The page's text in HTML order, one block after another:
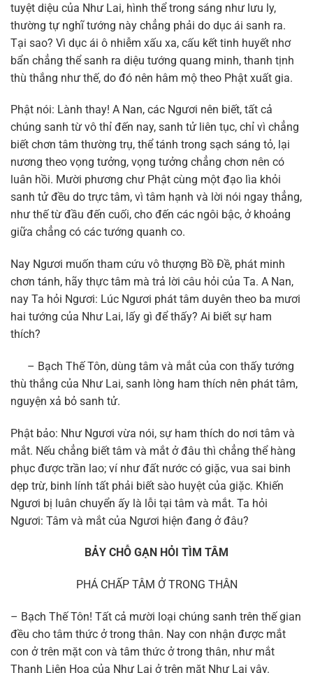
tuyệt diệu của Như Lai, hình thể trong sáng như lưu ly,
thường tự nghĩ tướng này chẳng phải do dục ái sanh ra.
Tại sao? Vì dục ái ô nhiễm xấu xa, cấu kết tinh huyết nhơ
bẩn chẳng thể sanh ra diệu tướng quang minh, thanh tịnh
thù thắng như thế, do đó nên hâm mộ theo Phật xuất gia.
Phật nói: Lành thay! A Nan, các Ngươi nên biết, tất cả
chúng sanh từ vô thỉ đến nay, sanh tử liên tục, chỉ vì chẳng
biết chơn tâm thường trụ, thể tánh trong sạch sáng tỏ, lại
nương theo vọng tưởng, vọng tưởng chẳng chơn nên có
luân hồi. Mười phương chư Phật cùng một đạo lìa khỏi
sanh tử đều do trực tâm, vì tâm hạnh và lời nói ngay thẳng,
như thế từ đầu đến cuối, cho đến các ngôi bậc, ở khoảng
giữa chẳng có các tướng quanh co.
Nay Ngươi muốn tham cứu vô thượng Bồ Đề, phát minh
chơn tánh, hãy thực tâm mà trả lời câu hỏi của Ta. A Nan,
nay Ta hỏi Ngươi: Lúc Ngươi phát tâm duyên theo ba mươi
hai tướng của Như Lai, lấy gì để thấy? Ai biết sự ham
thích?
– Bạch Thế Tôn, dùng tâm và mắt của con thấy tướng
thù thắng của Như Lai, sanh lòng ham thích nên phát tâm,
nguyện xả bỏ sanh tử.
Phật bảo: Như Ngươi vừa nói, sự ham thích do nơi tâm và
mắt. Nếu chẳng biết tâm và mắt ở đâu thì chẳng thể hàng
phục được trần lao; ví như đất nước có giặc, vua sai binh
dẹp trừ, binh lính tất phải biết sào huyệt của giặc. Khiến
Ngươi bị luân chuyển ấy là lỗi tại tâm và mắt. Ta hỏi
Ngươi: Tâm và mắt của Ngươi hiện đang ở đâu?
BẢY CHỖ GẠN HỎI TÌM TÂM
PHÁ CHẤP TÂM Ở TRONG THÂN
– Bạch Thế Tôn! Tất cả mười loại chúng sanh trên thế gian
đều cho tâm thức ở trong thân. Nay con nhận được mắt
con ở trên mặt con và tâm thức ở trong thân, như mắt
Thanh Liên Hoa của Như Lai ở trên mặt Như Lai vậy.